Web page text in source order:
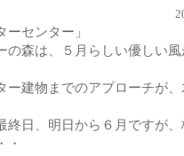
ーセンター」
の森は、５月らしい優しい
ー建物までのアプローチが
終日、明日から６月ですが
・